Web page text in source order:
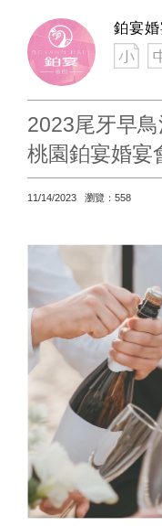
鉑宴
2023尾牙早
桃園鉑宴婚宴
11/14/2023 瀏覽：558